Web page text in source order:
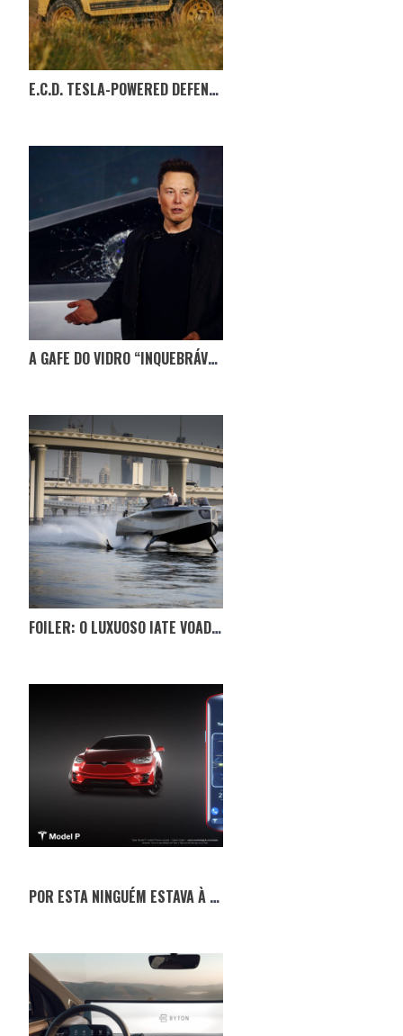
E.C.D. TESLA-POWERED DEFENDER SUV
A GAFE DO VIDRO “INQUEBRÁVEL” DO TESLA CYBERTRUCK RENDEU 146 MIL ENCOMENDAS DO CARRO!
FOILER: O LUXUOSO IATE VOADOR DA ENATA
POR ESTA NINGUÉM ESTAVA À ESPERA: O TELEMÓVEL DA TESLA